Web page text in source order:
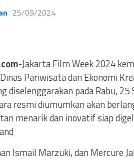
25/09/2024
Jakarta Film Week 2024
Pariwisata dan Ekonomi
diselenggarakan pada Rabu, 25
resmi diumumkan akan
menarik dan inovatif siap
Ismail Marzuki, dan Mercure